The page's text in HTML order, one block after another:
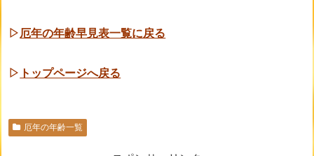
▷ 厄年の年齢早見表一覧に戻る
▷ トップページへ戻る
厄年の年齢一覧